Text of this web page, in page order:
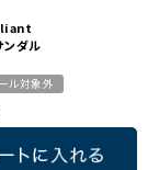
ンダル
ル対象外